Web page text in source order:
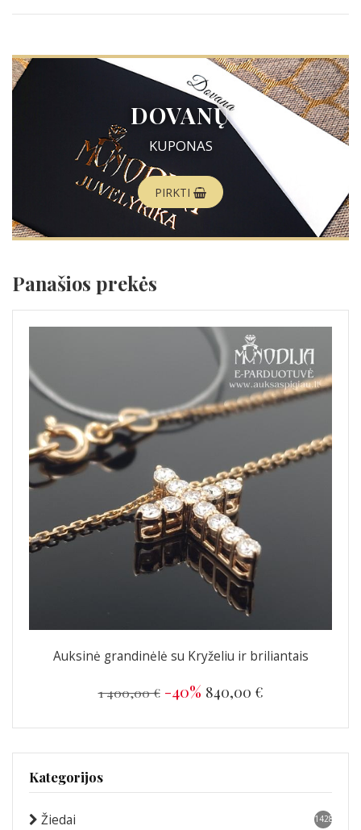
DOVANŲ
KUPONAS
PIRKTI
Panašios prekės
Auksinė grandinėlė su Kryželiu ir briliantais
1 400,00 € -40% 840,00 €
Kategorijos
Žiedai 1428